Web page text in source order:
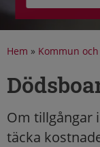
Hem » Kommun
Om tillgångar
täcka